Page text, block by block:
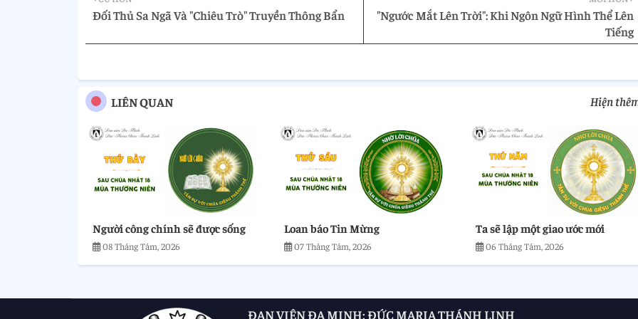
"Ngước Mắt Lên Trời": Khi Ngôn Ngữ Hình Thể Lên
Tiếng
Đối Thủ Sa Ngã Và "Chiêu Trò" Truyền Thông Bẩn
LIÊN QUAN Hiện
Người công chính sẽ được sống
08 Tháng Tám, 2026
Loan báo Tin Mừng
07 Tháng Tám, 2026
Ta sẽ lập một giao ước mới
06 Tháng Tám, 2026
ĐAN VIỆN ĐA MINH: ĐỨC MARIA THÁNH LINH